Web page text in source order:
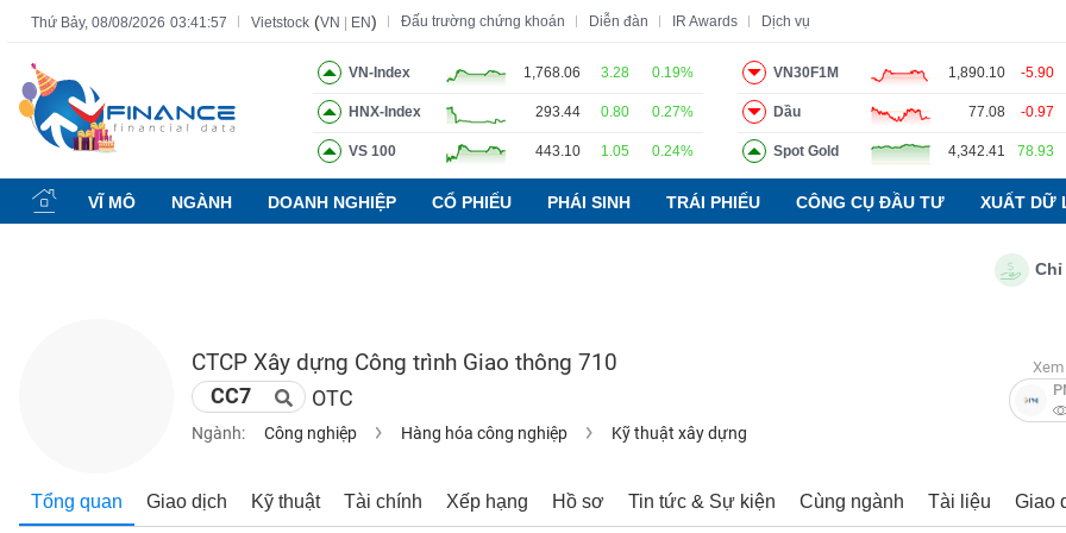
Thứ Bảy, 08/08/2026 03:41:58 Vietstock (VN EN) Đấu trường chứng khoán Diễn đàn IR Awards Dịch vụ
VN-Index 1,768.06 3.28 0.19%
HNX-Index 293.44 0.80 0.27%
VS 100 443.10 1.05 0.24%
VN30F1M 1,890.10 -5.90
Dầu 77.08 -0.97
Spot Gold 4,342.41 78.93
VĨ MÔ NGÀNH DOANH NGHIỆP CỔ PHIẾU PHÁI SINH TRÁI PHIẾU CÔNG CỤ ĐẦU TƯ XUẤT DỮ
Chỉ số
CTCP Xây dựng Công trình Giao thông 710
CC7 OTC
Ngành: Công nghiệp Hàng hóa công nghiệp Kỹ thuật xây dựng
Tổng quan Giao dịch Kỹ thuật Tài chính Xếp hạng Hồ sơ Tin tức & Sự kiện Cùng ngành Tài liệu Giao
Tất cả Tính năng Ngành Mã chứng khoán Lãnh đạo Báo cáo phân tích Thuật ngữ
Tính
năng
(-)
NGHIỆP